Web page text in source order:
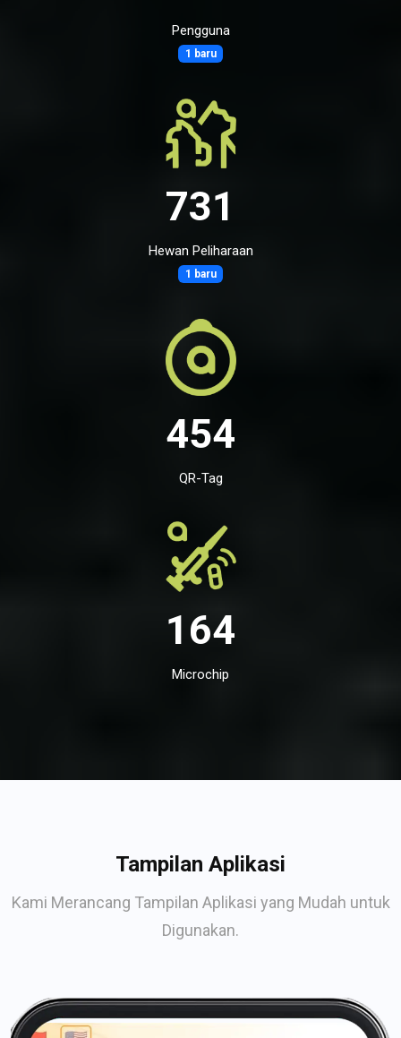
Pengguna
1 baru
731
Hewan Peliharaan
1 baru
454
QR-Tag
164
Microchip
Tampilan Aplikasi
Kami Merancang Tampilan Aplikasi yang Mudah untuk
Digunakan.